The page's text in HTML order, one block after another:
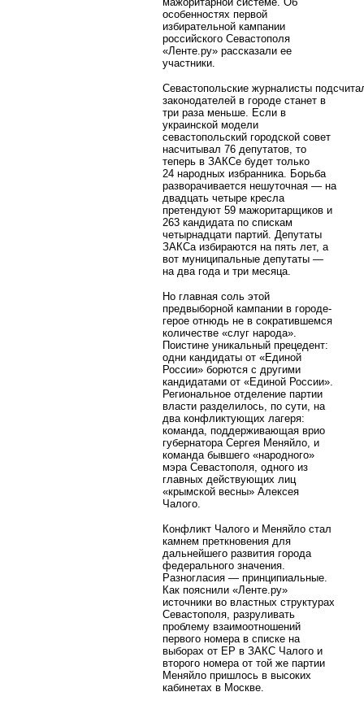
особенностях первой
избирательной кампании
российского Севастополя
«Ленте.ру» рассказали ее
участники.
Севастопольские журналисты
законодателей в городе станет в
три раза меньше. Если в
украинской модели
севастопольский городской совет
насчитывал 76 депутатов, то
теперь в ЗАКСе будет только
24 народных избранника. Борьба
разворачивается нешуточная — на
двадцать четыре кресла
претендуют 59 мажоритарщиков и
263 кандидата по спискам
четырнадцати партий. Депутаты
ЗАКСа избираются на пять лет, а
вот муниципальные депутаты —
на два года и три месяца.
Но главная соль этой
предвыборной кампании в городе-
герое отнюдь не в сократившемся
количестве «слуг народа».
Поистине уникальный прецедент:
одни кандидаты от «Единой
России» борются с другими
кандидатами от «Единой России».
Региональное отделение партии
власти разделилось, по сути, на
два конфликтующих лагеря:
команда, поддерживающая врио
губернатора Сергея Меняйло, и
команда бывшего «народного»
мэра Севастополя, одного из
главных действующих лиц
«крымской весны» Алексея
Чалого.
Конфликт Чалого и Меняйло стал
камнем преткновения для
дальнейшего развития города
федерального значения.
Разногласия — принципиальные.
Как пояснили «Ленте.ру»
источники во властных структурах
Севастополя, разруливать
проблему взаимоотношений
первого номера в списке на
выборах от ЕР в ЗАКС Чалого и
второго номера от той же партии
Меняйло пришлось в высоких
кабинетах в Москве.